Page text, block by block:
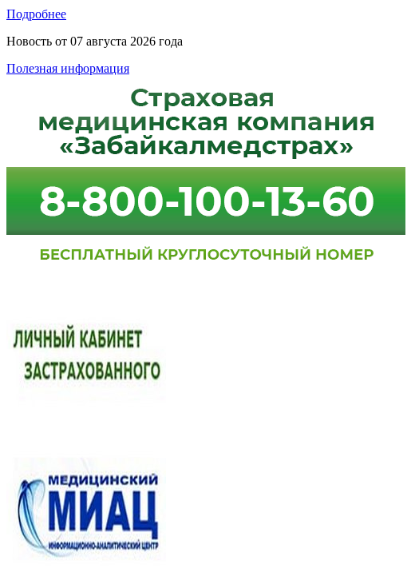
Подробнее
Новость от 07 августа 2026 года
Полезная информация